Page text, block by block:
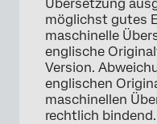
Übersetzung
möglichst gutes
maschinelle
englische
Version.
englischen
maschinellen
rechtlich bindend.